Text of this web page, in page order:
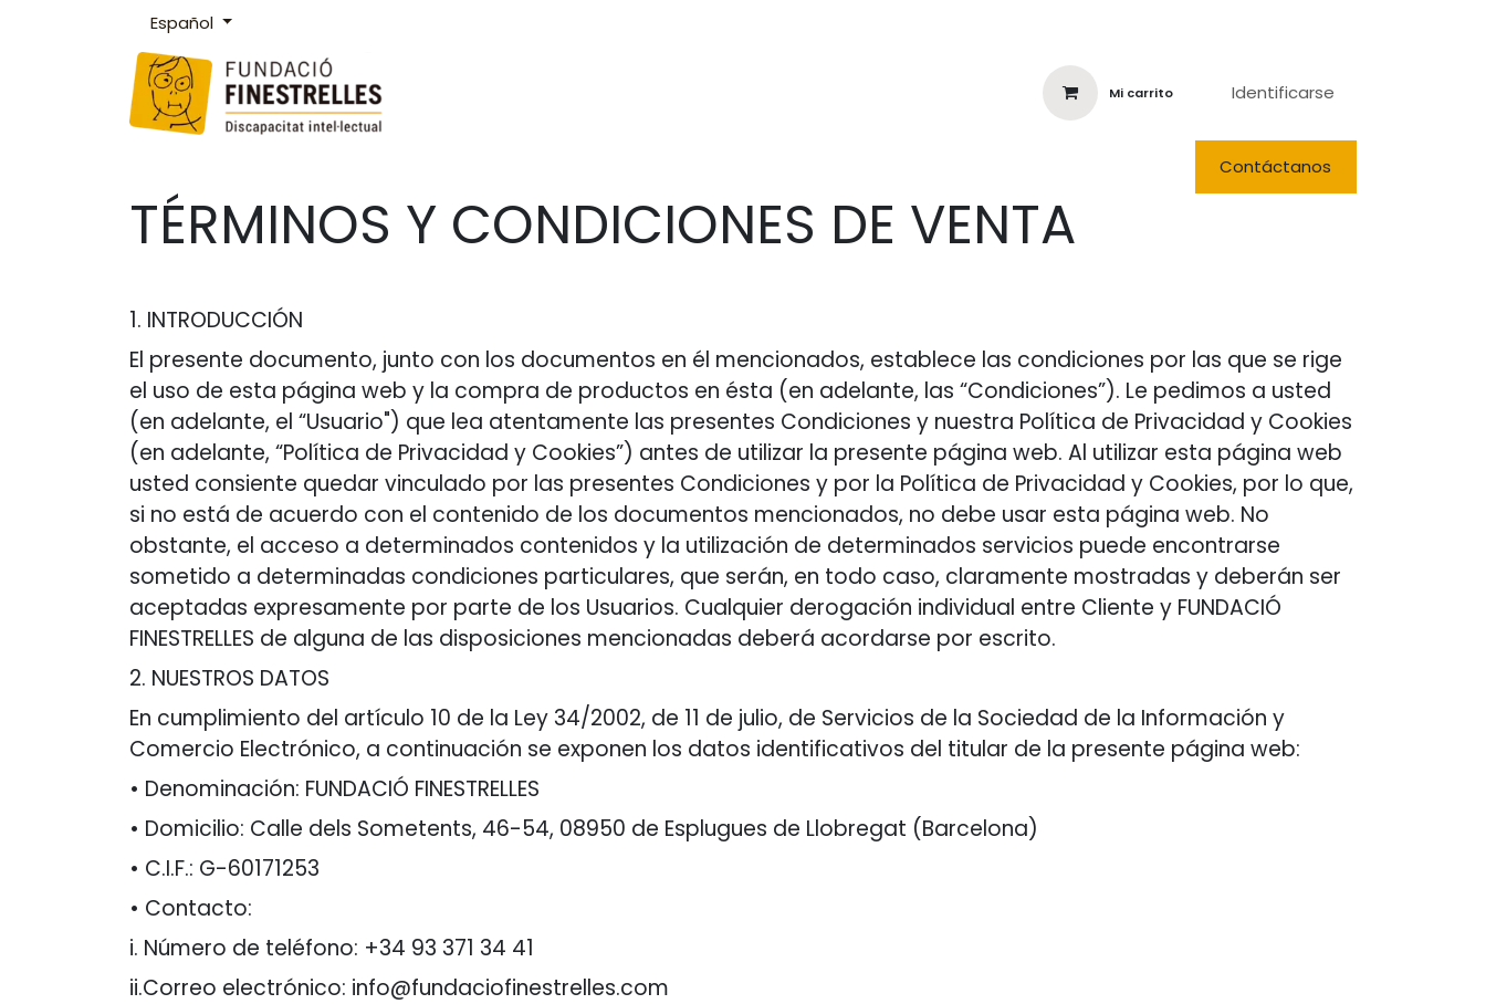
Español
Mi carrito Identificarse
ActualidadContáctanos
TÉRMINOS Y CONDICIONES DE VENTA
1. INTRODUCCIÓN
El presente documento, junto con los documentos en él mencionados, establece las condiciones por las que se rige
el uso de esta página web y la compra de productos en ésta (en adelante, las “Condiciones”). Le pedimos a usted
(en adelante, el “Usuario") que lea atentamente las presentes Condiciones y nuestra Política de Privacidad y Cookies
(en adelante, “Política de Privacidad y Cookies”) antes de utilizar la presente página web. Al utilizar esta página web
usted consiente quedar vinculado por las presentes Condiciones y por la Política de Privacidad y Cookies, por lo que,
si no está de acuerdo con el contenido de los documentos mencionados, no debe usar esta página web. No
obstante, el acceso a determinados contenidos y la utilización de determinados servicios puede encontrarse
sometido a determinadas condiciones particulares, que serán, en todo caso, claramente mostradas y deberán ser
aceptadas expresamente por parte de los Usuarios. Cualquier derogación individual entre Cliente y FUNDACIÓ
FINESTRELLES de alguna de las disposiciones mencionadas deberá acordarse por escrito.
2. NUESTROS DATOS ​
En cumplimiento del artículo 10 de la Ley 34/2002, de 11 de julio, de Servicios de la Sociedad de la Información y
Comercio Electrónico, a continuación se exponen los datos identificativos del titular de la presente página web:
• Denominación: FUNDACIÓ FINESTRELLES
• Domicilio: Calle dels Sometents, 46-54, 08950 de Esplugues de Llobregat (Barcelona)
• C.I.F.: G-60171253
• Contacto:
i. Número de teléfono: +34 93 371 34 41
ii.Correo electrónico: info@fundaciofinestrelles.com